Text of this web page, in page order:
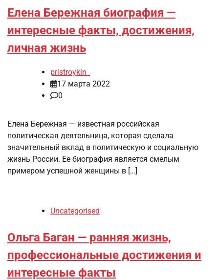
Елена Бережная биография —
интересные факты, достижения,
личная жизнь
pristroykin_
17 марта 2022
0
Елена Бережная — известная российская
политическая деятельница, которая сделала
значительный вклад в политическую и социальную
жизнь России. Ее биография является смелым
примером успешной женщины в […]
Uncategorised
Ольга Баган — ранняя жизнь,
профессиональные достижения и
интересные факты